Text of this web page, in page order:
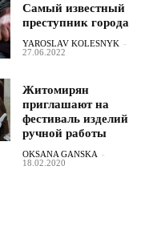
Самый известный
преступник города
YAROSLAV KOLESNYK -
27.06.2022
Житомирян
приглашают на
фестиваль изделий
ручной работы
OKSANA GANSKA -
18.02.2020